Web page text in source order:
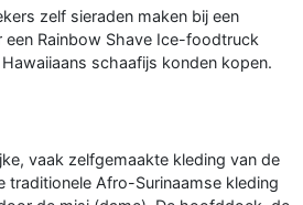
zelf sieraden maken bij een
Rainbow Shave Ice-foodtruck
schaafijs konden kopen.
vaak zelfgemaakte kleding van de
traditionele Afro-Surinaamse kleding